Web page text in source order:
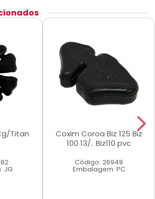
Titan
JG
Coxim Coroa Biz 125 Biz
100 13/.. Biz110 pvc
Código: 26949
Embalagem: PC